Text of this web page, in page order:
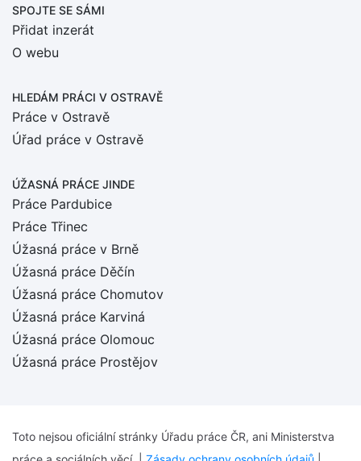
SPOJTE SE SÁMI
Přidat inzerát
O webu
HLEDÁM PRÁCI V OSTRAVĚ
Práce v Ostravě
Úřad práce v Ostravě
ÚŽASNÁ PRÁCE JINDE
Práce Pardubice
Práce Třinec
Úžasná práce v Brně
Úžasná práce Děčín
Úžasná práce Chomutov
Úžasná práce Karviná
Úžasná práce Olomouc
Úžasná práce Prostějov
Toto nejsou oficiální stránky Úřadu práce ČR, ani Ministerstva